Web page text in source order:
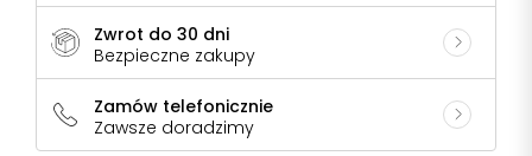
Zwrot do 30 dni
Bezpieczne zakupy
Zamów telefonicznie
Zawsze doradzimy